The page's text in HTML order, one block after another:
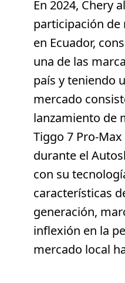
En 2024, Chery
participación de
en Ecuador,
una de las
país y teniendo
mercado
lanzamiento de
Tiggo 7 Pro-
durante el
con su
características
generación,
inflexión en la
mercado local